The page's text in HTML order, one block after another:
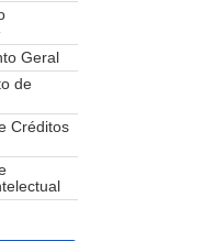
Geral
de
Créditos